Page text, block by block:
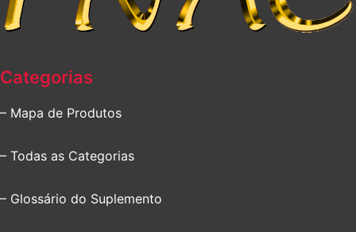
Categorias
– Mapa de Produtos
– Todas as Categorias
– Glossário do Suplemento